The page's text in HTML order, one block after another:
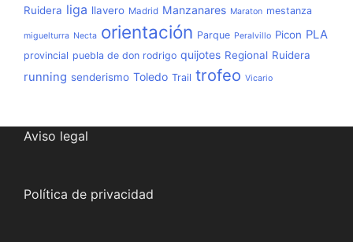
Ruidera liga llavero Madrid Manzanares Maraton mestanza
miguelturra Necta orientación Parque Peralvillo Picon PLA
provincial puebla de don rodrigo quijotes Regional Ruidera
running senderismo Toledo Trail trofeo Vicario
Aviso legal
Política de privacidad